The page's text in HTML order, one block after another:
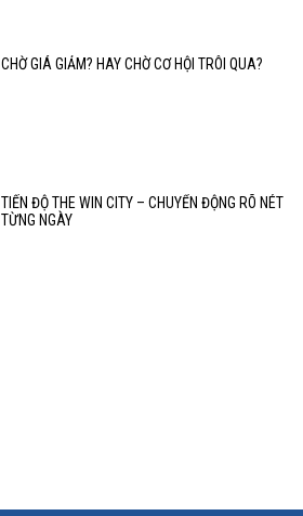
CHỜ GIÁ GIẢM? HAY CHỜ CƠ HỘI TRÔI QUA?
TIẾN ĐỘ THE WIN CITY – CHUYỂN ĐỘNG RÕ NÉT
TỪNG NGÀY